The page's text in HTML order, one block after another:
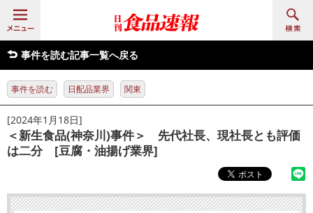
事件を読む記事一覧へ戻る
事件を読む 日配品業界 関東
[2024年1月18日]
＜新生食品(神奈川)事件＞ 先代社長、現社長とも評価
は二分 [豆腐・油揚げ業界]